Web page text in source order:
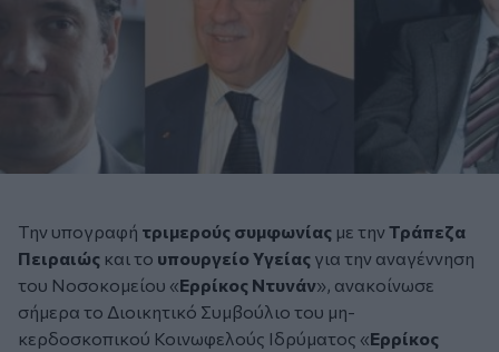
Tην υπογραφή τριμερούς συμφωνίας με την Τράπεζα
Πειραιώς και το υπουργείο Υγείας για την αναγέννηση
του Νοσοκομείου «Ερρίκος Ντυνάν», ανακοίνωσε
σήμερα το Διοικητικό Συμβούλιο του μη-
κερδοσκοπικού Κοινωφελούς Ιδρύματος «Ερρίκος